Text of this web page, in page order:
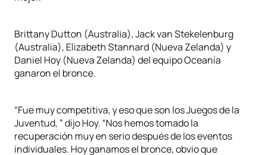
Brittany Dutton (Australia), Jack van Stekelenburg
(Australia), Elizabeth Stannard (Nueva Zelanda) y
Daniel Hoy (Nueva Zelanda) del equipo Oceanía
ganaron el bronce.
“Fue muy competitiva, y eso que son los Juegos de la
Juventud, ” dijo Hoy. “Nos hemos tomado la
recuperación muy en serio después de los eventos
individuales. Hoy ganamos el bronce, obvio que